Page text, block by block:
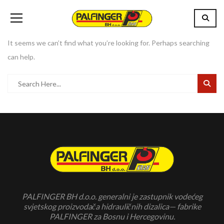
It seems we can’t find what you’re looking for. Perhaps searching
can help.
PALFINGER BH d.o.o. generalni je zastupnik vodećeg
svjetskog proizvodača hidrauličnih dizalica— fabrike
PALFINGER za Bosnu i Hercegovinu.